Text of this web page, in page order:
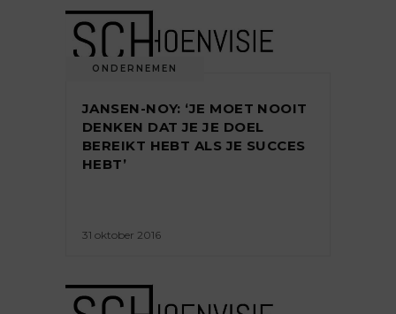
ONDERNEMEN
JANSEN-NOY: ‘JE MOET NOOIT
DENKEN DAT JE JE DOEL
BEREIKT HEBT ALS JE SUCCES
HEBT’
31 oktober 2016